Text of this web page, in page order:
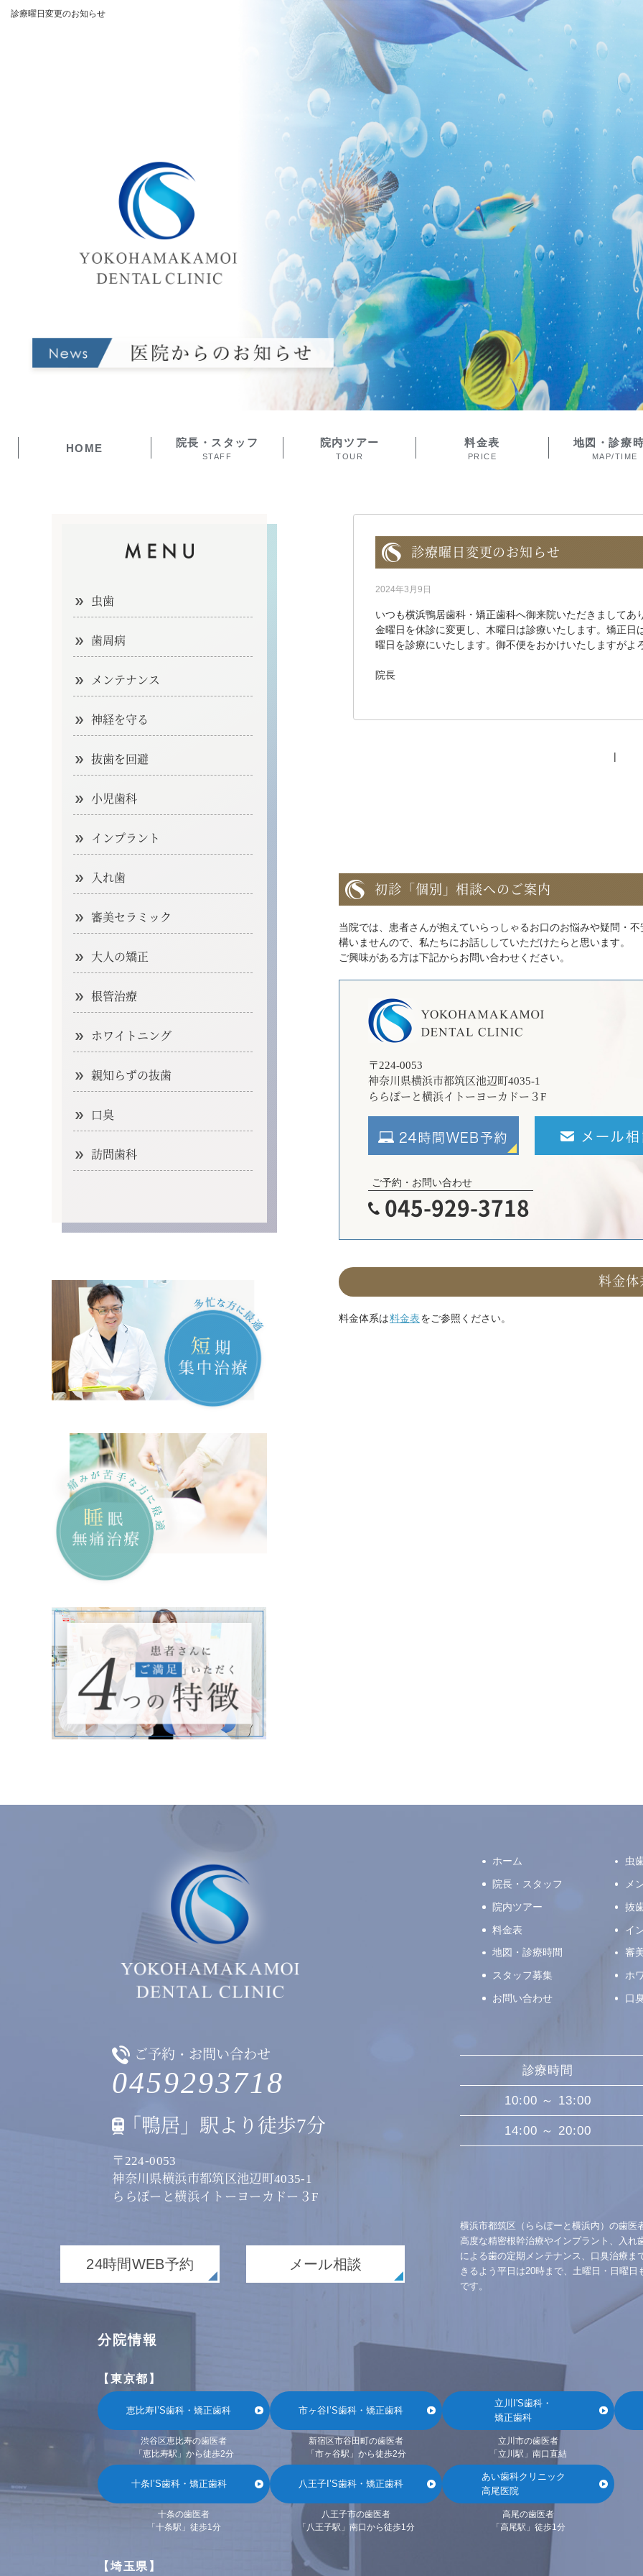
診療曜日変更のお知らせ
HOME 院長・スタッフ
STAFF
院内ツアー
TOUR
料金表
PRICE
地図・診療
MAP/TIME
虫歯
歯周病
メンテナンス
神経を守る
抜歯を回避
小児歯科
インプラント
入れ歯
審美セラミック
大人の矯正
根管治療
ホワイトニング
親知らずの抜歯
口臭
訪問歯科
診療曜日変更のお知らせ
2024年3月9日
いつも横浜鴨居歯科・矯正歯科へ御来院いただきまして
金曜日を休診に変更し、木曜日は診療いたします。矯正
曜日を診療にいたします。御不便をおかけいたしますがよ
院長
初診「個別」相談へのご案内
当院では、患者さんが抱えていらっしゃるお口のお悩みや疑問・
構いませんので、私たちにお話ししていただけたらと思います。
ご興味がある方は下記からお問い合わせください。
〒224-0053
神奈川県横浜市都筑区池辺町4035‐1
ららぽーと横浜イトーヨーカドー３F
ご予約・お問い合わせ
045-929-3718
料金体
料金体系は料金表をご参照ください。
ご予約・お問い合わせ
0459293718
「鴨居」駅より徒歩7分
〒224-0053
神奈川県横浜市都筑区池辺町4035‐1
ららぽーと横浜イトーヨーカドー３F
24時間WEB予約 メール相談
ホーム
院長・スタッフ
院内ツアー
料金表
地図・診療時間
スタッフ募集
お問い合わせ
虫
メ
抜
イ
審
ホ
口
診療時間
10:00 ～ 13:00
14:00 ～ 20:00
横浜市都筑区（ららぽーと横浜内）の歯
高度な精密根幹治療やインプラント、入
による歯の定期メンテナンス、口臭治療
きるよう平日は20時まで、土曜日・日曜
です。
分院情報
【東京都】
恵比寿I’S歯科・矯正歯科
渋谷区恵比寿の歯医者
「恵比寿駅」から徒歩2分
市ヶ谷I’S歯科・矯正歯科
新宿区市谷田町の歯医者
「市ヶ谷駅」から徒歩2分
立川I'S歯科・
矯正歯科
立川市の歯医者
「立川駅」南口直結
十条I’S歯科・矯正歯科
十条の歯医者
「十条駅」徒歩1分
八王子I’S歯科・矯正歯科
八王子市の歯医者
「八王子駅」南口から徒歩1分
あい歯科クリニック
高尾医院
高尾の歯医者
「高尾駅」徒歩1分
【埼玉県】